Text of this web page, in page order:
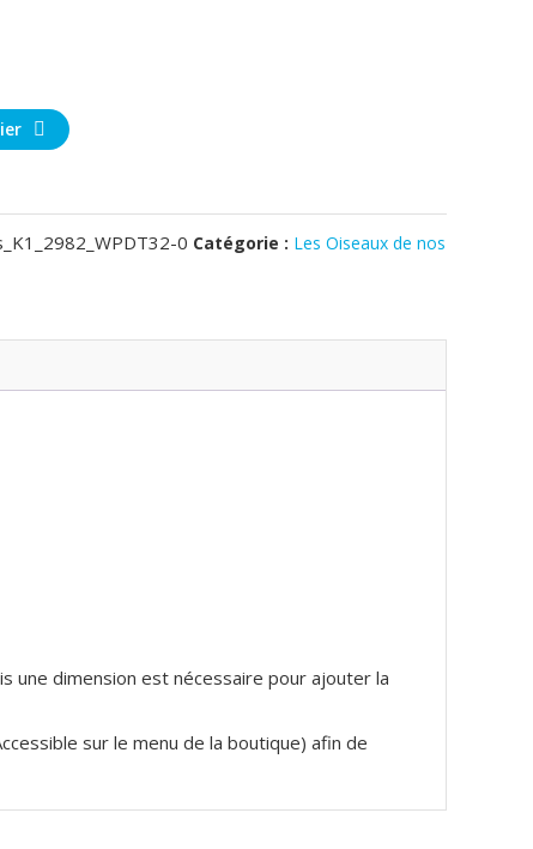
0 Catégorie : Les Oiseaux de nos
une dimension est nécessaire pour ajouter la
sur le menu de la boutique) afin de